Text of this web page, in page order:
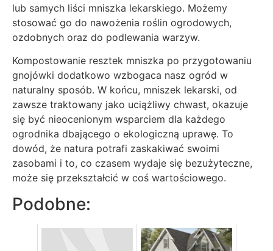
lub samych liści mniszka lekarskiego. Możemy
stosować go do nawożenia roślin ogrodowych,
ozdobnych oraz do podlewania warzyw.
Kompostowanie resztek mniszka po przygotowaniu
gnojówki dodatkowo wzbogaca nasz ogród w
naturalny sposób. W końcu, mniszek lekarski, od
zawsze traktowany jako uciążliwy chwast, okazuje
się być nieocenionym wsparciem dla każdego
ogrodnika dbającego o ekologiczną uprawę. To
dowód, że natura potrafi zaskakiwać swoimi
zasobami i to, co czasem wydaje się bezużyteczne,
może się przekształcić w coś wartościowego.
Podobne: